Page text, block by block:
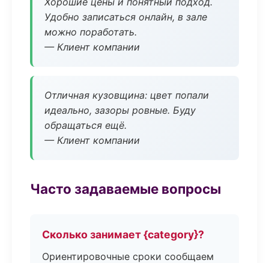
Удобно записаться онлайн, в зале
можно поработать.
— Клиент компании
Отличная кузовщина: цвет попали
идеально, зазоры ровные. Буду
обращаться ещё.
— Клиент компании
Часто задаваемые вопросы
Сколько занимает {category}?
Ориентировочные сроки сообщаем